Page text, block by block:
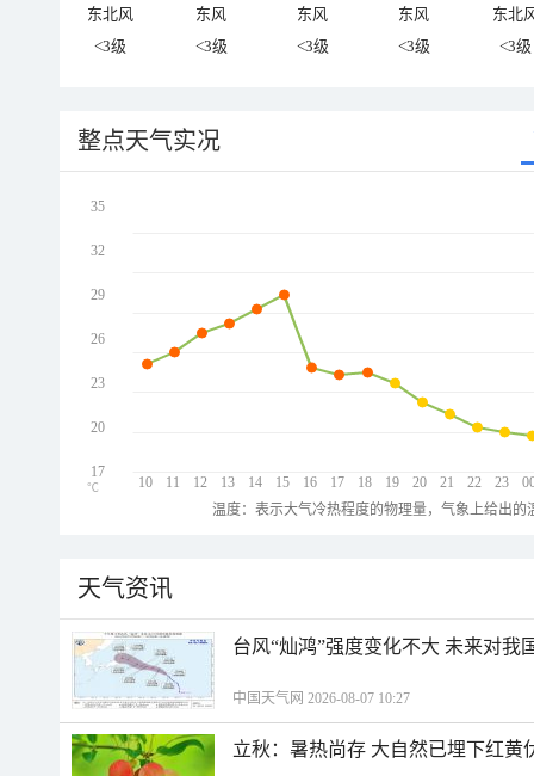
东北风 东风 东风 东风
东北
<3级
<3级 <3级 <3级 <3级
整点天气实况
10 11 12 13 14 15 16 17 18 19 20 21 22 23
35
32
29
26
23
20
17
℃
温度：表示大气冷热程度的物理量，气象上给出
天气资讯
台风“灿鸿”强度变化不大 未来对我
中国天气网 2026-08-07 10:27
立秋：暑热尚存 大自然已埋下红黄